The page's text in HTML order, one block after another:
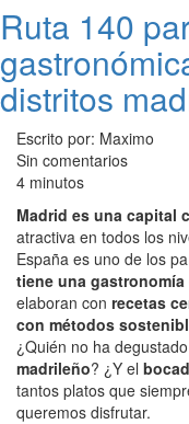
Ruta 140
distritos
Escrito por: Maximo
Sin comentarios
4 minutos
Madrid es una capital
atractiva en todos los
España es uno de los
tiene una
elaboran con recetas
con métodos
¿Quién no ha
madrileño? ¿Y el
tantos platos que
queremos disfrutar.